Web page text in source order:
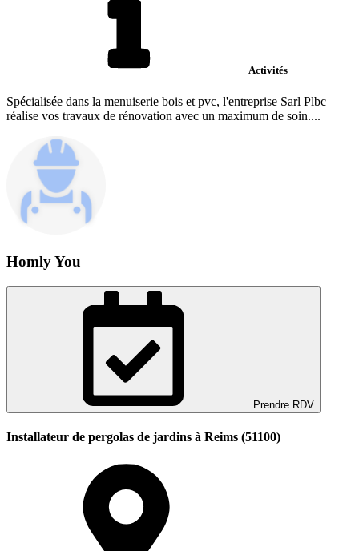
Activités
Spécialisée dans la menuiserie bois et pvc, l'entreprise Sarl Plbc
réalise vos travaux de rénovation avec un maximum de soin....
Homly You
Prendre RDV
Installateur de pergolas de jardins à Reims (51100)